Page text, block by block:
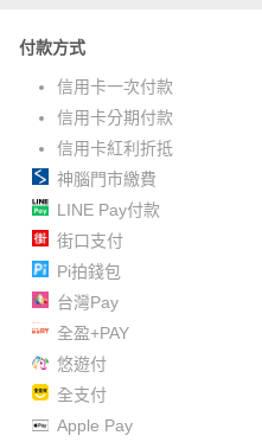
付款方式
信用卡一次付款
信用卡分期付款
信用卡紅利折抵
神腦門市繳費
LINE Pay付款
街口支付
Pi拍錢包
台灣Pay
全盈+PAY
悠遊付
全支付
Apple Pay